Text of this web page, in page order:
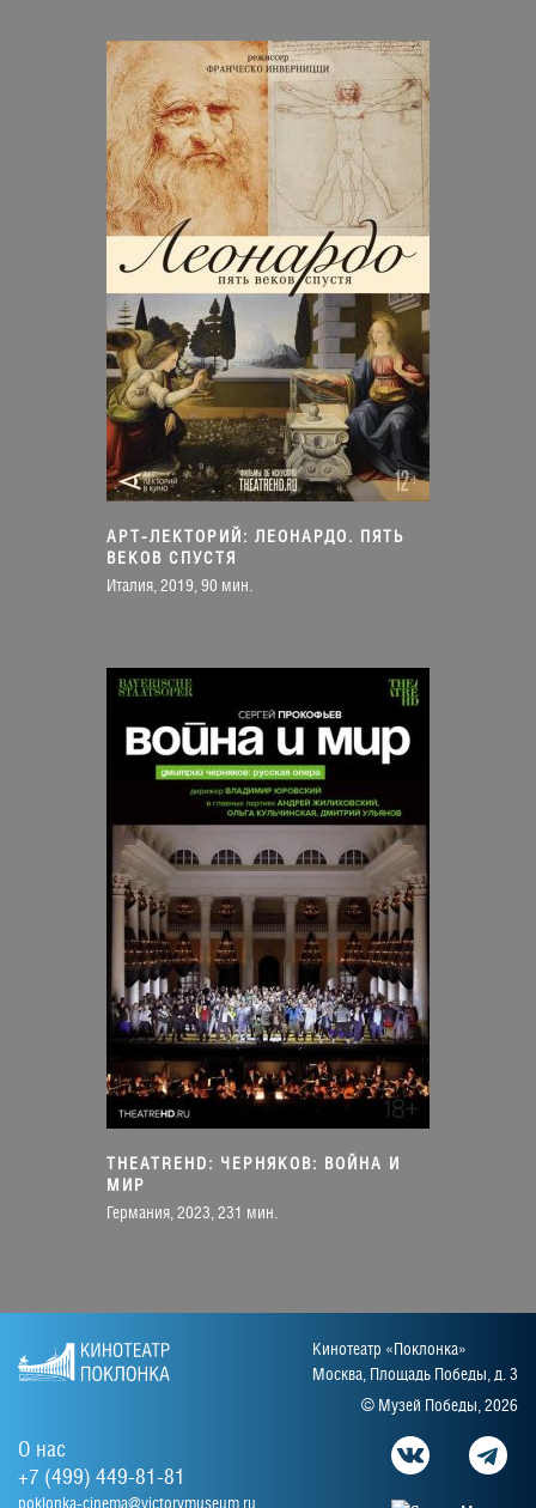
АРТ-ЛЕКТОРИЙ: ЛЕОНАРДО. ПЯТЬ
ВЕКОВ СПУСТЯ
Италия, 2019, 90 мин.
THEATREHD: ЧЕРНЯКОВ: ВОЙНА И
МИР
Германия, 2023, 231 мин.
Кинотеатр «Поклонка»
Москва, Площадь Победы, д. 3
© Музей Победы, 2026
О нас
+7 (499) 449-81-81
poklonka-cinema@victorymuseum.ru